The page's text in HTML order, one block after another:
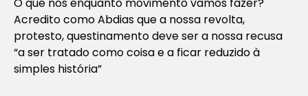
Acredito como Abdias que a nossa revolta,
protesto, questinamento deve ser a nossa recusa
“a ser tratado como coisa e a ficar reduzido à
simples história”